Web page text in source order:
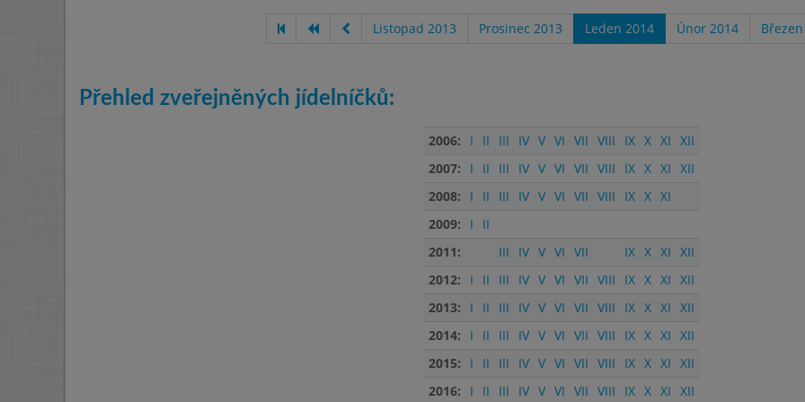
Listopad 2013 Prosinec 2013 Leden 2014 Únor 2014
Přehled zveřejněných jídelníčků:
2006: I II III IV V VI VII VIII IX X XI XII
2007:
I II III IV V VI VII VIII IX X XI XII
2008:
I II III IV V VI VII VIII IX X XI
2009:
I
II
2011:
III IV V VI VII IX X XI XII
2012:
I II III IV V VI VII VIII IX X XI XII
2013:
I II III IV V VI VII VIII IX X XI XII
2014:
I II III IV V VI VII VIII IX X XI XII
2015:
I II III IV V VI VII VIII IX X XI XII
2016:
I II III IV V VI VII VIII IX X XI XII